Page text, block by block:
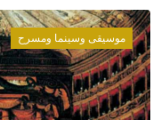
موسيقى وسينما ومسرح